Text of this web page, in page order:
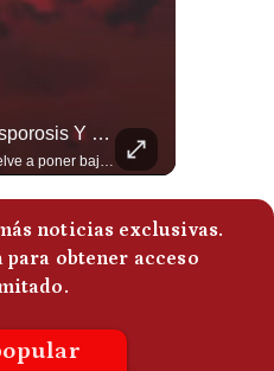
Qué Es La Ciclosporosis Y Por Qué Está En Aumento | Gestión Mundo